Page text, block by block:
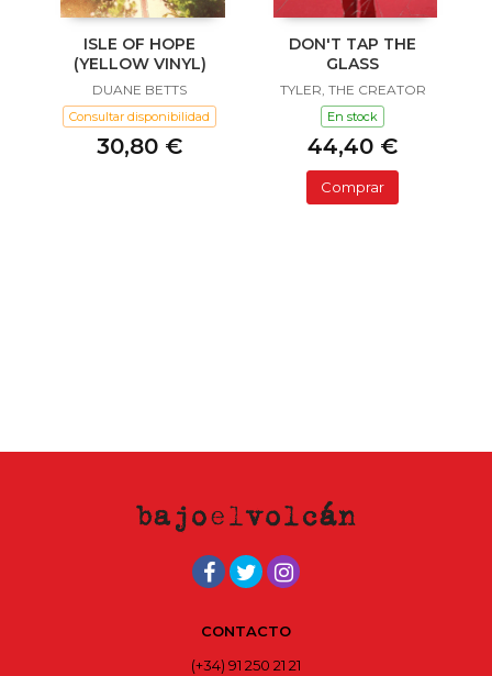
ISLE OF HOPE
(YELLOW VINYL)
DUANE BETTS
Consultar disponibilidad
30,80 €
DON'T TAP THE
GLASS
TYLER, THE CREATOR
En stock
44,40 €
Comprar
CONTACTO
(+34) 91 250 21 21